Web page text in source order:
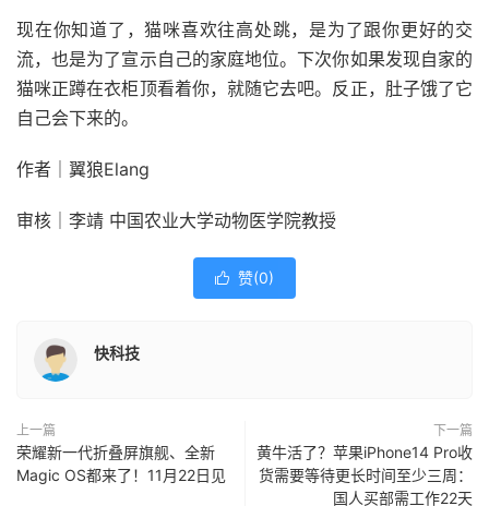
现在你知道了，猫咪喜欢往高处跳，是为了跟你更好的交
流，也是为了宣示自己的家庭地位。下次你如果发现自家的
猫咪正蹲在衣柜顶看着你，就随它去吧。反正，肚子饿了它
自己会下来的。
作者｜翼狼Elang
审核｜李靖 中国农业大学动物医学院教授
 赞(0)
快科技
上一篇
荣耀新一代折叠屏旗舰、全新
Magic OS都来了！11月22日见
下一篇
黄牛活了？苹果iPhone14 Pro收
货需要等待更长时间至少三周：
国人买部需工作22天